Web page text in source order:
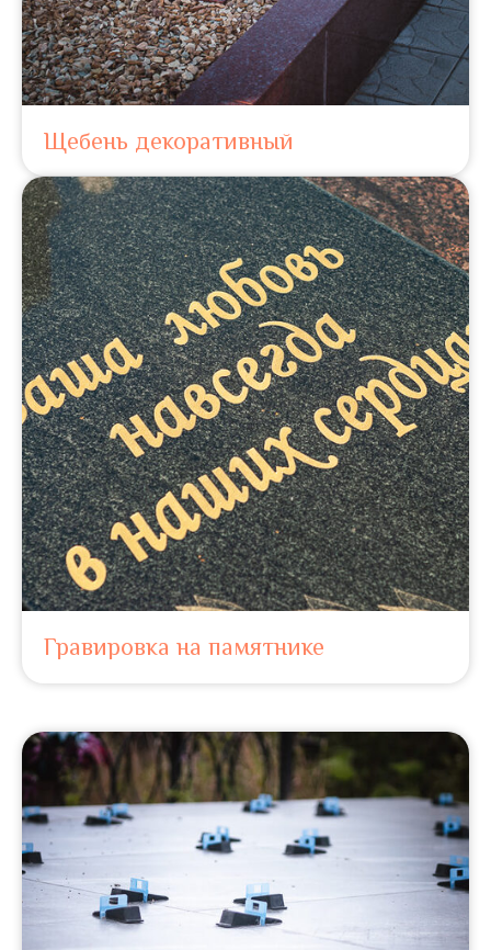
Щебень декоративный
Гравировка на памятнике